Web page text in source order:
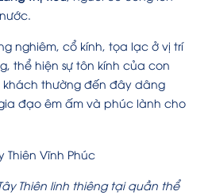
nghiêm, cổ kính, tọa lạc ở vị trí
thể hiện sự tôn kính của con
khách thường đến đây dâng
đạo êm ấm và phúc lành cho
Thiên linh thiêng tại quần thể